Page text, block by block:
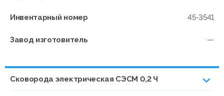
Инвентарный номер 45-3541
Завод изготовитель —
Сковорода электрическая СЭСМ 0,2 Ч